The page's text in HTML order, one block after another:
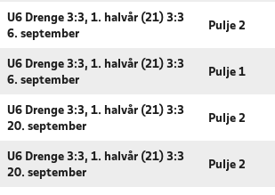
U6 Drenge 3:3, 1. halvår (21) 3:3
6. september
Pulje 2
U6 Drenge 3:3, 1. halvår (21) 3:3
6. september
Pulje 1
U6 Drenge 3:3, 1. halvår (21) 3:3
20. september
Pulje 2
U6 Drenge 3:3, 1. halvår (21) 3:3
20. september
Pulje 2